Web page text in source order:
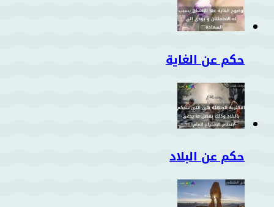
حكم عن الغاية
حكم عن البلاد